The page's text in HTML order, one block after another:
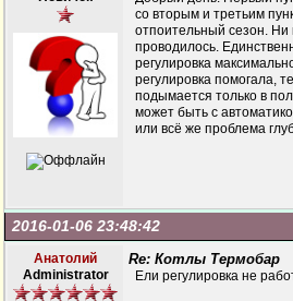
со вторым и третьим
отпоительный сезон. Ни
проводилось.
регулировка
регулировка помогала,
подымается только в
может быть с
или всё же проблема
2016-01-06 23:48:42
Анатолий
Administrator
Re: Котлы Термобар
Ели регулировка не